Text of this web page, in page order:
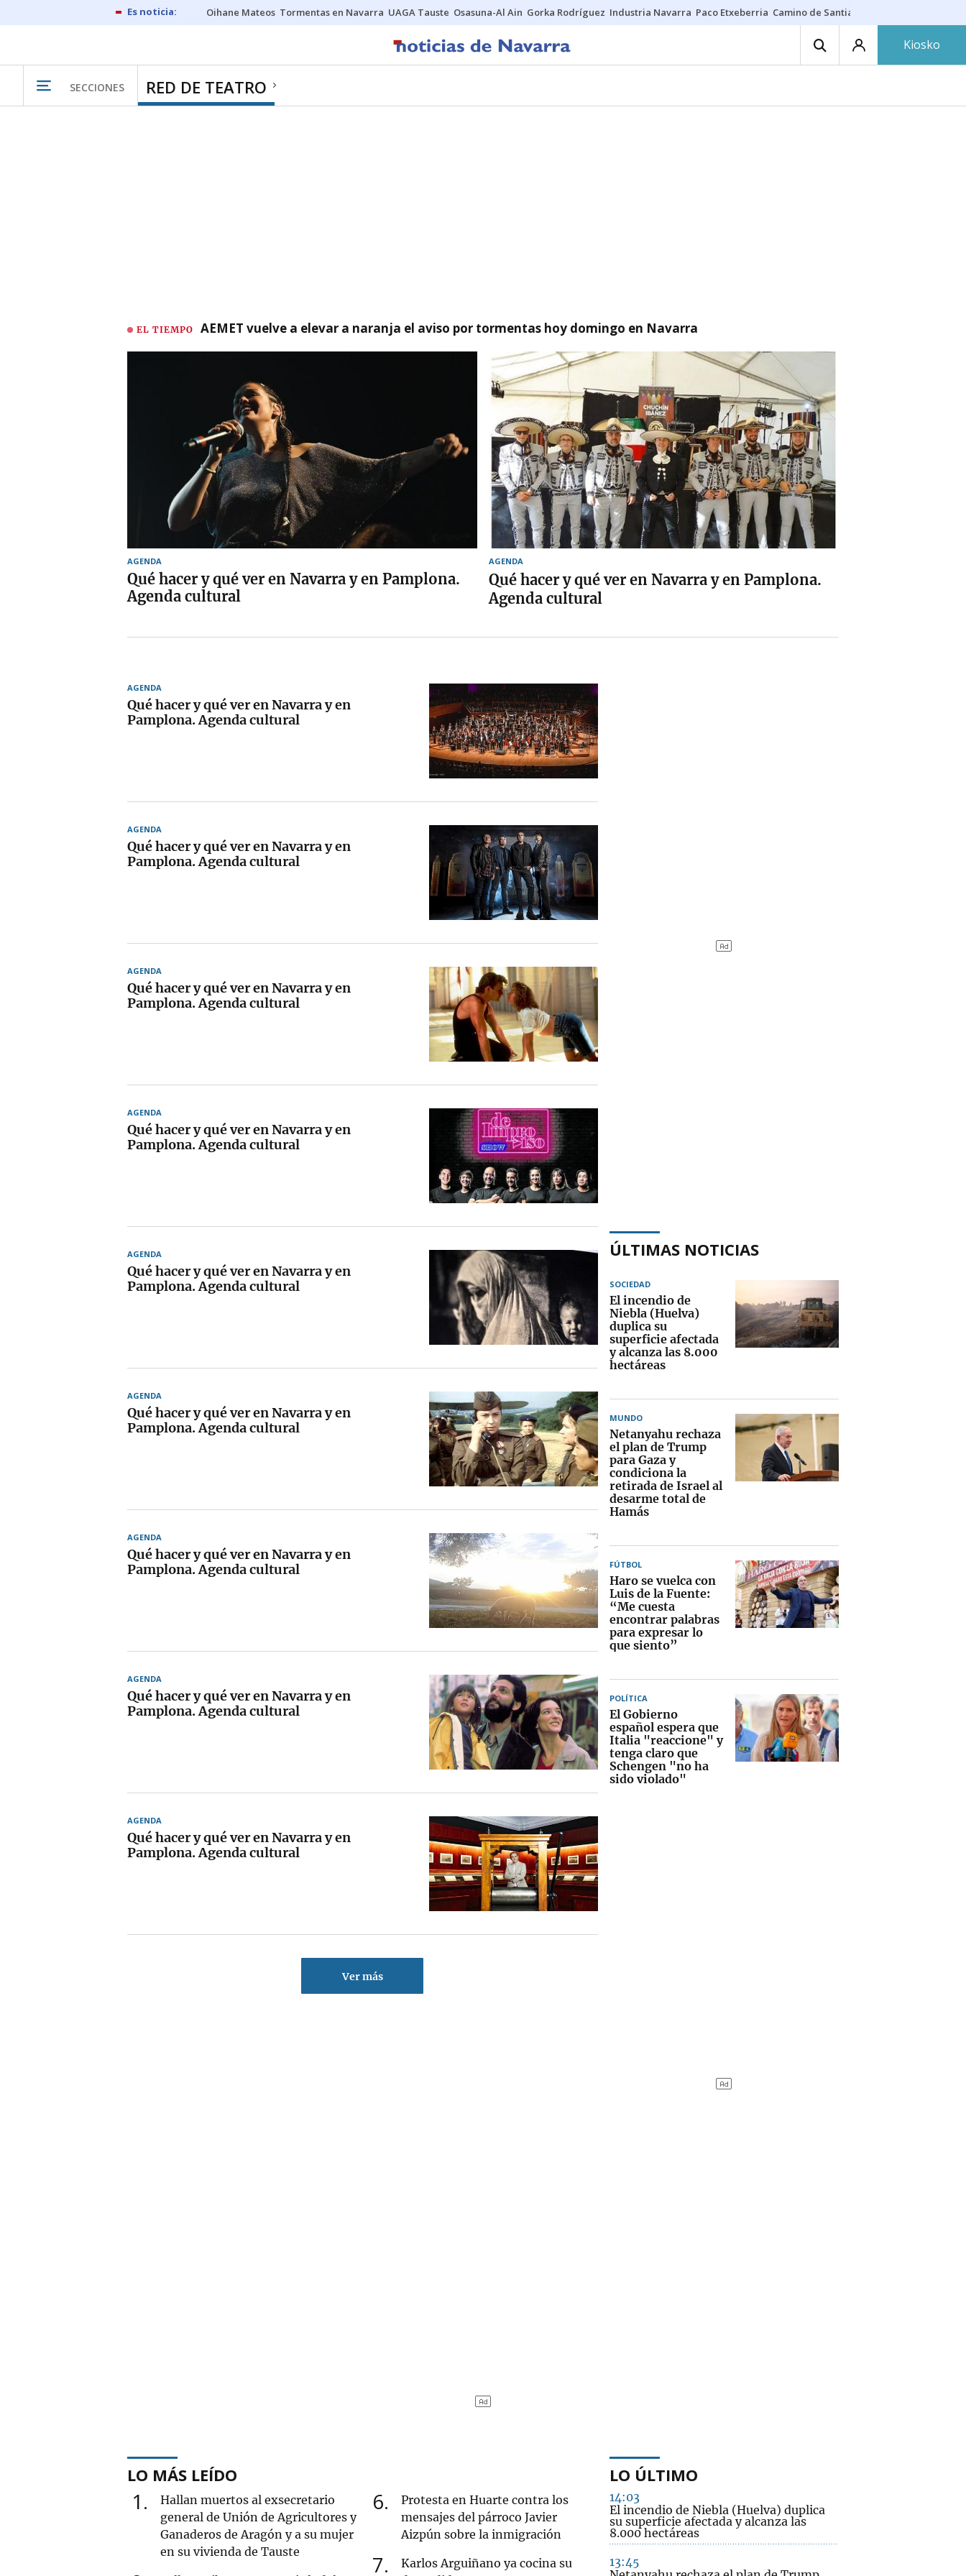
Oihane Mateos Tormentas en Navarra UAGA Tauste Osasuna-Al Ain Gorka Rodríguez Industria Navarra Paco Etxeberria Camino de Santiago
Kiosko
SECCIONES RED DE TEATRO
EL TIEMPO AEMET vuelve a elevar a naranja el aviso por tormentas hoy domingo en Navarra
AGENDA
Qué hacer y qué ver en Navarra y en Pamplona.
Agenda cultural
AGENDA
Qué hacer y qué ver en Navarra y en Pamplona.
Agenda cultural
AGENDA
Qué hacer y qué ver en Navarra y en
Pamplona. Agenda cultural
AGENDA
Qué hacer y qué ver en Navarra y en
Pamplona. Agenda cultural
AGENDA
Qué hacer y qué ver en Navarra y en
Pamplona. Agenda cultural
AGENDA
Qué hacer y qué ver en Navarra y en
Pamplona. Agenda cultural
AGENDA
Qué hacer y qué ver en Navarra y en
Pamplona. Agenda cultural
AGENDA
Qué hacer y qué ver en Navarra y en
Pamplona. Agenda cultural
AGENDA
Qué hacer y qué ver en Navarra y en
Pamplona. Agenda cultural
AGENDA
Qué hacer y qué ver en Navarra y en
Pamplona. Agenda cultural
AGENDA
Qué hacer y qué ver en Navarra y en
Pamplona. Agenda cultural
Ver más
ÚLTIMAS NOTICIAS
SOCIEDAD
El incendio de
Niebla (Huelva)
duplica su
superficie afectada
y alcanza las 8.000
hectáreas
MUNDO
Netanyahu rechaza
el plan de Trump
para Gaza y
condiciona la
retirada de Israel al
desarme total de
Hamás
FÚTBOL
Haro se vuelca con
Luis de la Fuente:
“Me cuesta
encontrar palabras
para expresar lo
que siento”
POLÍTICA
El Gobierno
español espera que
Italia "reaccione" y
tenga claro que
Schengen "no ha
sido violado"
LO MÁS LEÍDO
1
Hallan muertos al exsecretario
general de Unión de Agricultores y
Ganaderos de Aragón y a su mujer
en su vivienda de Tauste
6
Protesta en Huarte contra los
mensajes del párroco Javier
Aizpún sobre la inmigración
7
Karlos Arguiñano ya cocina su
LO ÚLTIMO
14:03
El incendio de Niebla (Huelva) duplica
su superficie afectada y alcanza las
8.000 hectáreas
13:45